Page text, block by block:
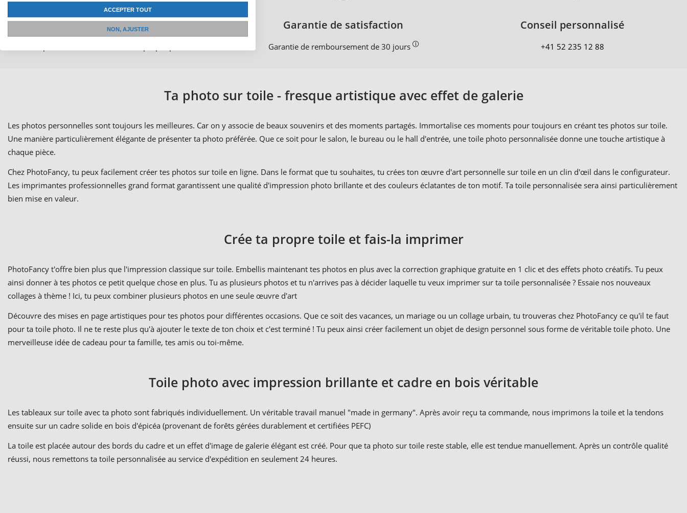
Expédition depuis Winterthur Garantie de satisfaction
Garantie de remboursement de 30 jours
Conseil personnalisé
+41 52 235 12 88
Ta photo sur toile - fresque artistique avec effet de galerie
Les photos personnelles sont toujours les meilleures. Car on y associe de beaux souvenirs et des moments partagés. Immortalise ces moments pour toujours en créant tes photos sur toile.
Une manière particulièrement élégante de présenter ta photo préférée. Que ce soit pour le salon, le bureau ou le hall d'entrée, une toile photo personnalisée donne une touche artistique à
chaque pièce.
Chez PhotoFancy, tu peux facilement créer tes photos sur toile en ligne. Dans le format que tu souhaites, tu crées ton œuvre d'art personnelle sur toile en un clin d'œil dans le configurateur.
Les imprimantes professionnelles grand format garantissent une qualité d'impression photo brillante et des couleurs éclatantes de ton motif. Ta toile personnalisée sera ainsi particulièrement
bien mise en valeur.
Crée ta propre toile et fais-la imprimer
PhotoFancy t'offre bien plus que l'impression classique sur toile. Embellis maintenant tes photos en plus avec la correction graphique gratuite en 1 clic et des effets photo créatifs. Tu peux
ainsi donner à tes photos ce petit quelque chose en plus. Tu as plusieurs photos et tu n'arrives pas à décider laquelle tu veux imprimer sur ta toile personnalisée ? Essaie nos nouveaux
collages à thème ! Ici, tu peux combiner plusieurs photos en une seule œuvre d'art
Découvre des mises en page artistiques pour tes photos pour différentes occasions. Que ce soit des vacances, un mariage ou un collage urbain, tu trouveras chez PhotoFancy ce qu'il te faut
pour ta toile photo. Il ne te reste plus qu'à ajouter le texte de ton choix et c'est terminé ! Tu peux ainsi créer facilement un objet de design personnel sous forme de véritable toile photo. Une
merveilleuse idée de cadeau pour ta famille, tes amis ou toi-même.
Toile photo avec impression brillante et cadre en bois véritable
Les tableaux sur toile avec ta photo sont fabriqués individuellement. Un véritable travail manuel "made in germany". Après avoir reçu ta commande, nous imprimons la toile et la tendons
ensuite sur un cadre solide en bois d'épicéa (provenant de forêts gérées durablement et certifiées PEFC)
La toile est placée autour des bords du cadre et un effet d'image de galerie élégant est créé. Pour que ta photo sur toile reste stable, elle est tendue manuellement. Après un contrôle qualité
réussi, nous remettons ta toile personnalisée au service d'expédition en seulement 24 heures.
ACCEPTER TOUT
NON, AJUSTER